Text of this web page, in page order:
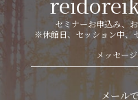
セミナーお申込み、
※休館日、セッション中、
メッセー
メール